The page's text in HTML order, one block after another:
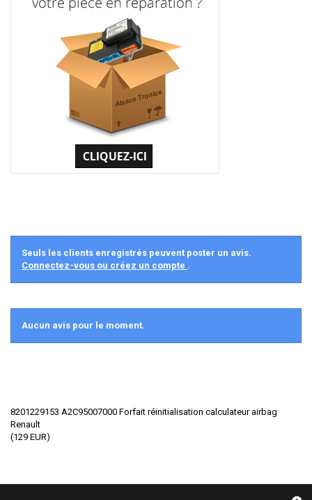
Seuls les clients enregistrés peuvent poster un avis.
Connectez-vous ou créez un compte .
Aucun avis pour le moment.
8201229153 A2C95007000 Forfait réinitialisation calculateur airbag
Renault
(129 EUR)